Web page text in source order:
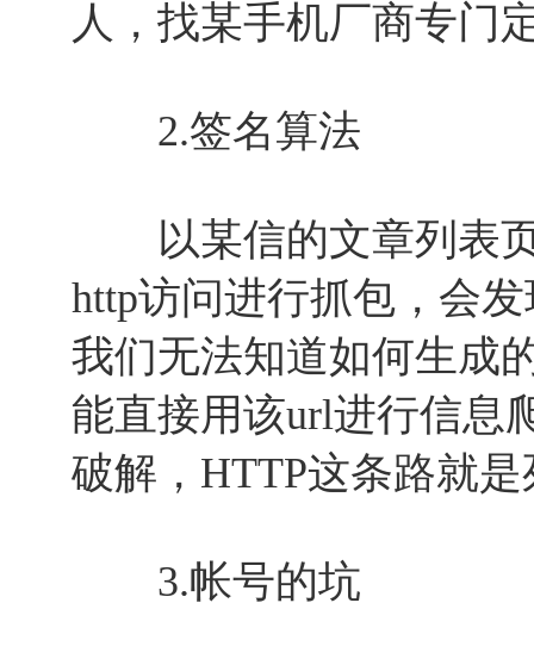
人，找某手机厂商专门
2.签名算法
以某信的文章列表页
http访问进行抓包，会
我们无法知道如何生成
能直接用该url进行信息
破解，HTTP这条路就
3.帐号的坑